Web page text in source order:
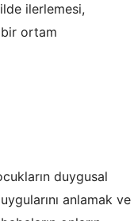
ilerlemesi,
bir ortam
duygusal
anlamak ve